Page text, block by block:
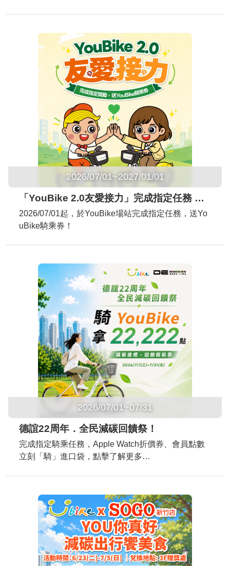
2026/07/01~2027/01/01
「YouBike 2.0友愛接力」完成指定任務 送YouBike騎乘券！
2026/07/01起，於YouBike場站完成指定任務，送Yo
uBike騎乘券！
2026/07/01~07/31
德誼22周年．全民減碳回饋祭！
完成指定騎乘任務，Apple Watch折價券、會員點數
立刻「騎」進口袋，點擊了解更多…